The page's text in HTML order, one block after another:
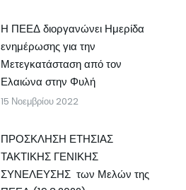
Η ΠΕΕΔ διοργανώνει Ημερίδα
ενημέρωσης για την
Μετεγκατάσταση από τον
Ελαιώνα στην Φυλή
15 Νοεμβρίου 2022
ΠΡΟΣΚΛΗΣΗ ΕΤΗΣΙΑΣ
ΤΑΚΤΙΚΗΣ ΓΕΝΙΚΗΣ
ΣΥΝΕΛΕΥΣΗΣ των Μελών της